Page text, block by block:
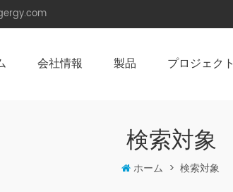
会社情報 製品 プロジェクト
検索対象
ホーム > 検索対象